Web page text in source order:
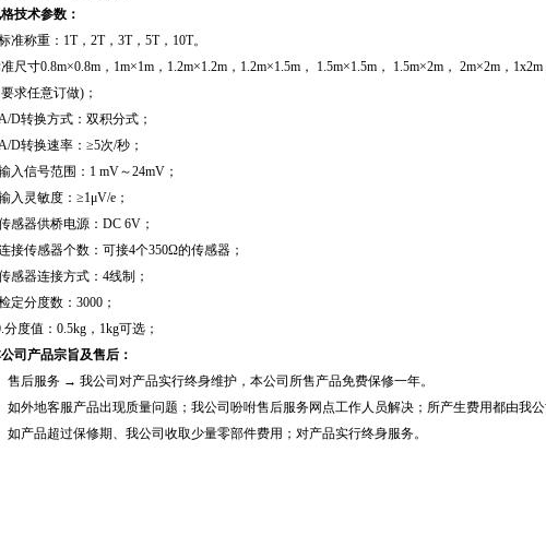
技术参数：
准称重：1T，2T，3T，5T，10T。
尺寸0.8m×0.8m，1m×1m，1.2m×1.2m，1.2m×1.5m， 1.5m×1.5m， 1.5m×2m， 2m×2m，
求任意订做)；
D转换方式：双积分式；
D转换速率：≥5次/秒；
入信号范围：1 mV～24mV；
入灵敏度：≥1μV/e；
感器供桥电源：DC 6V；
接传感器个数：可接4个350Ω的传感器；
感器连接方式：4线制；
定分度数：3000；
分度值：0.5kg，1kg可选；
司产品宗旨及售后：
售后服务 → 我公司对产品实行终身维护，本公司所售产品免费保修一年。
如外地客服产品出现质量问题；我公司吩咐售后服务网点工作人员解决；所产生费用都由我公
如产品超过保修期、我公司收取少量零部件费用；对产品实行终身服务。